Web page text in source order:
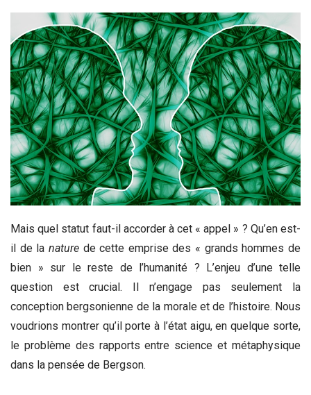
Mais quel statut faut-il accorder à cet « appel » ? Qu’en est-
il de la naturede cette emprise des « grands hommes de
bien » sur le reste de l’humanité ? L’enjeu d’une telle
question est crucial. Il n’engage pas seulement la
conception bergsonienne de la morale et de l’histoire. Nous
voudrions montrer qu’il porte à l’état aigu, en quelque sorte,
le problème des rapports entre science et métaphysique
dans la pensée de Bergson.